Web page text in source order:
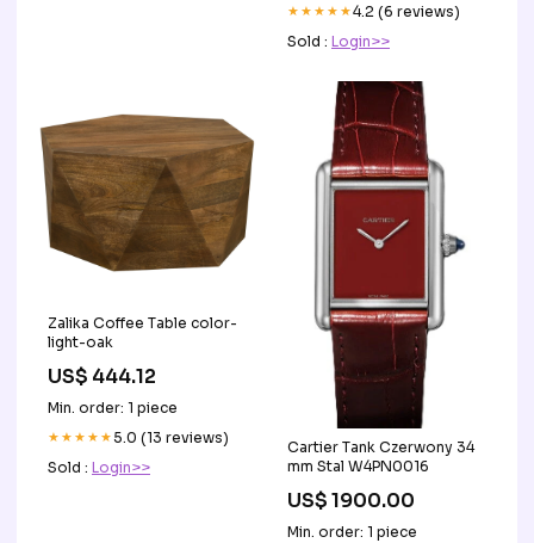
★★★★★4.2 (6 reviews)
Sold : Login>>
Zalika Coffee Table color-
light-oak
US$ 444.12
Min. order: 1 piece
★★★★★5.0 (13 reviews)
Sold : Login>>
Cartier Tank Czerwony 34
mm Stal W4PN0016
US$ 1900.00
Min. order: 1 piece